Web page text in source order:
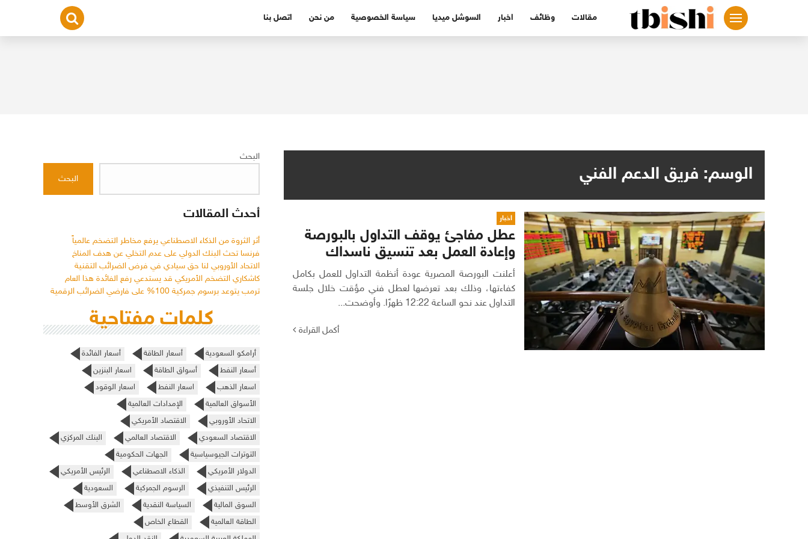
مقالات وظائف اخبار السوشل ميديا سياسة الخصوصية من نحن اتصل بنا
الوسم: فريق الدعم الفني
اخبار
عطل مفاجئ يوقف التداول بالبورصة
وإعادة العمل بعد تنسيق ناسداك
أعلنت البورصة المصرية عودة أنظمة التداول للعمل بكامل
كفاءتها، وذلك بعد تعرضها لعطل فني مؤقت خلال جلسة
التداول عند نحو الساعة 12:22 ظهرًا. وأوضحت...
أكمل القراءة
البحث
البحث
أحدث المقالات
أثر الثروة من الذكاء الاصطناعي يرفع مخاطر التضخم عالمياً
فرنسا تحث البنك الدولي على عدم التخلي عن هدف المناخ
الاتحاد الأوروبي لنا حق سيادي في فرض الضرائب التقنية
كاشكاري التضخم الأمريكي قد يستدعي رفع الفائدة هذا العام
ترمب يتوعد برسوم جمركية 100% على فارضي الضرائب الرقمية
كلمات مفتاحية
أرامكو السعودية أسعار الطاقة
أسعار الفائدة
أسعار النفط
أسواق الطاقة
اسعار البنزين
اسعار الذهب
اسعار النفط
اسعار الوقود
الأسواق العالمية
الإمدادات العالمية
الاتحاد الأوروبي
الاقتصاد الأمريكي
الاقتصاد السعودي
الاقتصاد العالمي
البنك المركزي
التوترات الجيوسياسية
الجهات الحكومية
الدولار الأمريكي
الذكاء الاصطناعي
الرئيس الأمريكي
الرئيس التنفيذي
الرسوم الجمركية
السعودية
السوق المالية
السياسة النقدية
الشرق الأوسط
الطاقة العالمية
القطاع الخاص